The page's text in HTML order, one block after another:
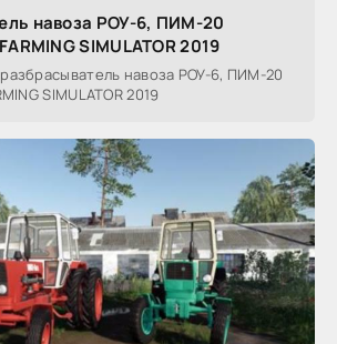
навоза РОУ-6, ПИМ-20
SIMULATOR 2019
навоза РОУ-6, ПИМ-20
SIMULATOR 2019